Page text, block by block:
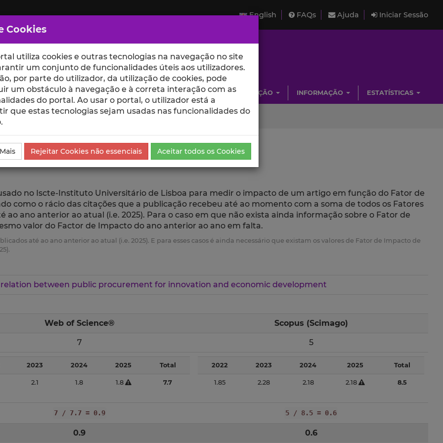
English FAQs Ajuda Iniciar Sessão
ESCOLAS UNIDADES INVESTIGAÇÃO INFORMAÇÃO ESTATÍSTICAS
no Iscte-Instituto Universitário de Lisboa para medir o impacto de um artigo em função do Fator de
como o rácio das citações que a publicação recebeu até ao momento com a soma de todos os Fatores
ano anterior ao atual (i.e. 2025). Para o caso em que não exista ainda informação sobre o Fator de
valor do Factor de Impacto do ano anterior ao ano em falta.
até ao ano anterior ao atual (i.e. 2025). E para esses casos é ainda necessário que existam os valores de Fator de Impacto de
between public procurement for innovation and economic development
Web of Science® Scopus (Scimago)
7 5
2023 2024 2025 Total
2.1 1.8 1.8 7.7
2022 2023 2024 2025 Total
1.85 2.28 2.18 2.18 8.5
7 / 7.7 = 0.9 5 / 8.5 = 0.6
0.9 0.6
Cookies
utiliza cookies e outras tecnologias na navegação no site
um conjunto de funcionalidades úteis aos utilizadores.
por parte do utilizador, da utilização de cookies, pode
um obstáculo à navegação e à correta interação com as
do portal. Ao usar o portal, o utilizador está a
que estas tecnologias sejam usadas nas funcionalidades do
Rejeitar Cookies não essenciais Aceitar todos os Cookies